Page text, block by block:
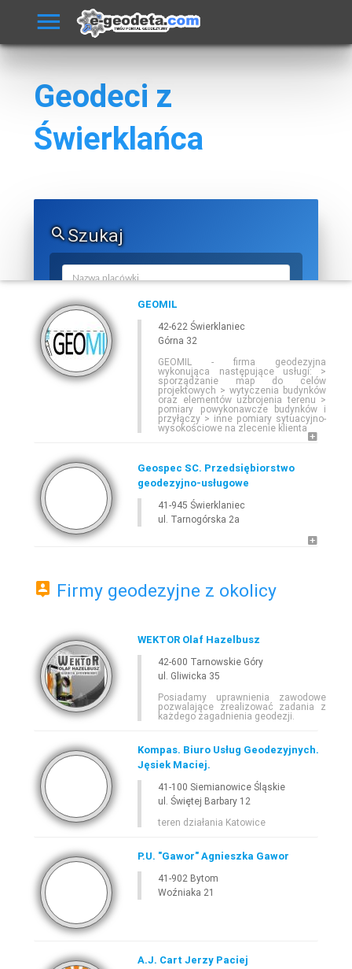
Geodeci z
Świerklańca
Szukaj
SZUKAJ
GEOMIL
42-622 Świerklaniec
Górna 32
GEOMIL - firma geodezyjna
wykonująca następujące usługi: >
sporządzanie map do celów
projektowych > wytyczenia budynków
oraz elementów uzbrojenia terenu >
pomiary powykonawcze budynków i
przyłączy > inne pomiary sytuacyjno-
wysokościowe na zlecenie klienta
Geospec SC. Przedsiębiorstwo
geodezyjno-usługowe
41-945 Świerklaniec
ul. Tarnogórska 2a
Firmy geodezyjne z okolicy
WEKTOR Olaf Hazelbusz
42-600 Tarnowskie Góry
ul. Gliwicka 35
Posiadamy uprawnienia zawodowe
pozwalające zrealizować zadania z
każdego zagadnienia geodezji.
Kompas. Biuro Usług Geodezyjnych.
Jęsiek Maciej.
41-100 Siemianowice Śląskie
ul. Świętej Barbary 12
teren działania Katowice
P.U. "Gawor" Agnieszka Gawor
41-902 Bytom
Woźniaka 21
A.J. Cart Jerzy Paciej